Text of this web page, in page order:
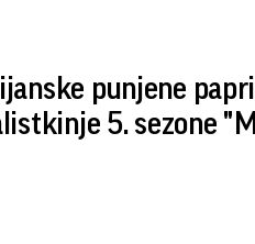
punjene
5. sezone